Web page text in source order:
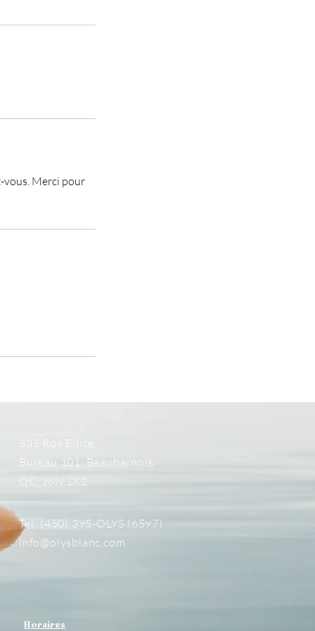
vous. Merci pour
335 Rue Ellice,
Bureau 101, Beauharnois
QC, J6N 1X2
Tel: (450) 395-OLYS (6597)
info@olysblanc.com
Horaires